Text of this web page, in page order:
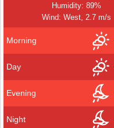
Humidity: 89%
Wind: West, 2.7 m/s
Morning
Day
Evening
Night